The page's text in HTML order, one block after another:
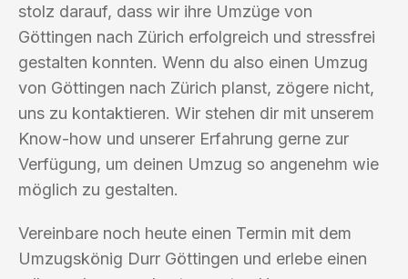
stolz darauf, dass wir ihre Umzüge von
Göttingen nach Zürich erfolgreich und stressfrei
gestalten konnten. Wenn du also einen Umzug
von Göttingen nach Zürich planst, zögere nicht,
uns zu kontaktieren. Wir stehen dir mit unserem
Know-how und unserer Erfahrung gerne zur
Verfügung, um deinen Umzug so angenehm wie
möglich zu gestalten.
Vereinbare noch heute einen Termin mit dem
Umzugskönig Durr Göttingen und erlebe einen